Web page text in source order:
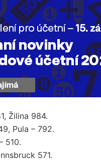
Žilina 984.
Pula – 792.
510.
571.